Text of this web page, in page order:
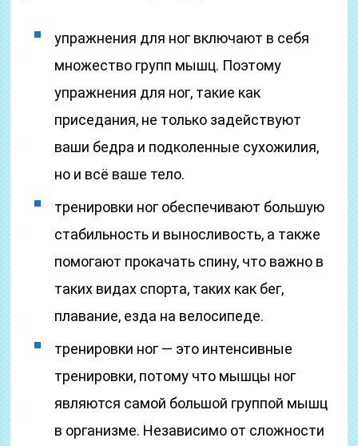
упражнения для ног включают в себя
множество групп мышц. Поэтому
упражнения для ног, такие как
приседания, не только задействуют
ваши бедра и подколенные сухожилия,
но и всё ваше тело.
тренировки ног обеспечивают большую
стабильность и выносливость, а также
помогают прокачать спину, что важно в
таких видах спорта, таких как бег,
плавание, езда на велосипеде.
тренировки ног — это интенсивные
тренировки, потому что мышцы ног
являются самой большой группой мышц
в организме. Независимо от сложности